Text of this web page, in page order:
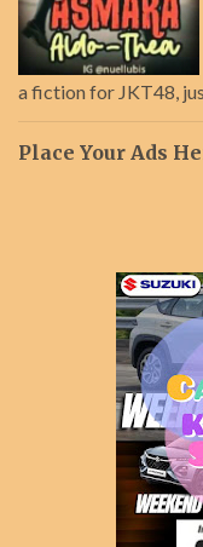
a fiction for JKT48,
Place Your Ads